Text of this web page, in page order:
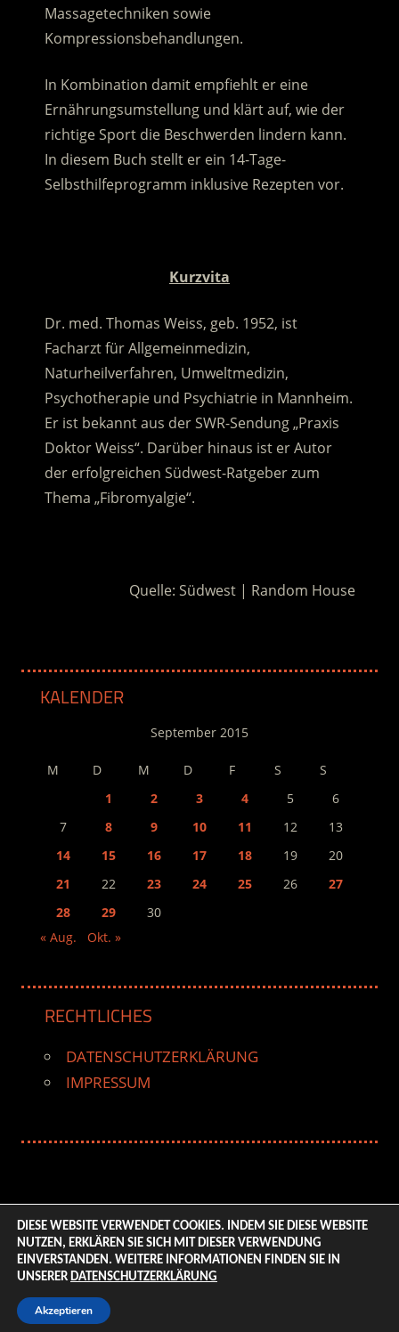
Massagetechniken sowie
Kompressionsbehandlungen.
In Kombination damit empfiehlt er eine
Ernährungsumstellung und klärt auf, wie der
richtige Sport die Beschwerden lindern kann.
In diesem Buch stellt er ein 14-Tage-
Selbsthilfeprogramm inklusive Rezepten vor.
Kurzvita
Dr. med. Thomas Weiss, geb. 1952, ist
Facharzt für Allgemeinmedizin,
Naturheilverfahren, Umweltmedizin,
Psychotherapie und Psychiatrie in Mannheim.
Er ist bekannt aus der SWR-Sendung „Praxis
Doktor Weiss“. Darüber hinaus ist er Autor
der erfolgreichen Südwest-Ratgeber zum
Thema „Fibromyalgie“.
Quelle: Südwest | Random House
KALENDER
September 2015
M D M D F S
S
1
2 3 4 5
6
7
8 9 10 11 12
13
14
15 16 17 18 19
20
21
22 23 24 25 26
27
28
29
30
« Aug.
Okt. »
RECHTLICHES
DATENSCHUTZERKLÄRUNG
IMPRESSUM
© 2026 ENTERTAINMENT BASE – Life & Style Magazine.
All Rights Reserved. | Based on
DIESE WEBSITE VERWENDET COOKIES. INDEM SIE DIESE WEBSITE
NUTZEN, ERKLÄREN SIE SICH MIT DIESER VERWENDUNG
EINVERSTANDEN. WEITERE INFORMATIONEN FINDEN SIE IN
UNSERER DATENSCHUTZERKLÄRUNG
Akzeptieren